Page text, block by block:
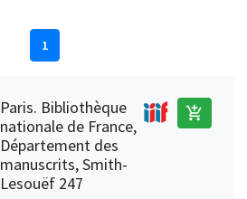
1
Paris. Bibliothèque
nationale de France,
Département des
manuscrits, Smith-
Lesouëf 247
add_shopping_cart